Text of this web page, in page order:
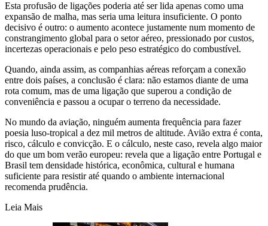
Esta profusão de ligações poderia até ser lida apenas como uma
expansão de malha, mas seria uma leitura insuficiente. O ponto
decisivo é outro: o aumento acontece justamente num momento de
constrangimento global para o setor aéreo, pressionado por custos,
incertezas operacionais e pelo peso estratégico do combustível.
Quando, ainda assim, as companhias aéreas reforçam a conexão
entre dois países, a conclusão é clara: não estamos diante de uma
rota comum, mas de uma ligação que superou a condição de
conveniência e passou a ocupar o terreno da necessidade.
No mundo da aviação, ninguém aumenta frequência para fazer
poesia luso-tropical a dez mil metros de altitude. Avião extra é conta,
risco, cálculo e convicção. E o cálculo, neste caso, revela algo maior
do que um bom verão europeu: revela que a ligação entre Portugal e
Brasil tem densidade histórica, econômica, cultural e humana
suficiente para resistir até quando o ambiente internacional
recomenda prudência.
Leia Mais